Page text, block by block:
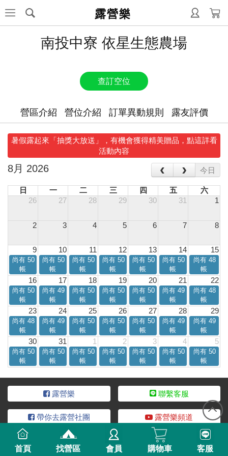
露營樂
南投中寮 依星生態農場
查訂空位
營區介紹 營位介紹 訂單異動規則 露友評價
暑假露起來「抽獎大放送」，有機會獲得精美贈品，點這詳看
活動內容
8月 2026 ‹ › 今日
尚有 50
帳
尚有 50
帳
尚有 50
帳
尚有 50
帳
尚有 50
帳
尚有 50
帳
尚有 48
帳
尚有 50
帳
尚有 49
帳
尚有 50
帳
尚有 50
帳
尚有 50
帳
尚有 49
帳
尚有 48
帳
尚有 48
帳
尚有 49
帳
尚有 50
帳
尚有 50
帳
尚有 50
帳
尚有 49
帳
尚有 49
帳
尚有 50
帳
尚有 50
帳
尚有 50
帳
尚有 50
帳
尚有 50
帳
尚有 50
帳
尚有 50
帳
日 一 二 三 四 五
六
26
27 28 29 30 31 1
2 3 4 5 6 7 8
9 10 11 12 13 14 15
16 17 18 19 20 21 22
23 24 25 26 27 28 29
30 31 1 2 3 4 5
露營樂 聯繫客服
帶你去露營社團 露營樂頻道
服務條款 隱私說明 加入合作 營區稅籍登記
首頁 找營區 會員 購物車 客服